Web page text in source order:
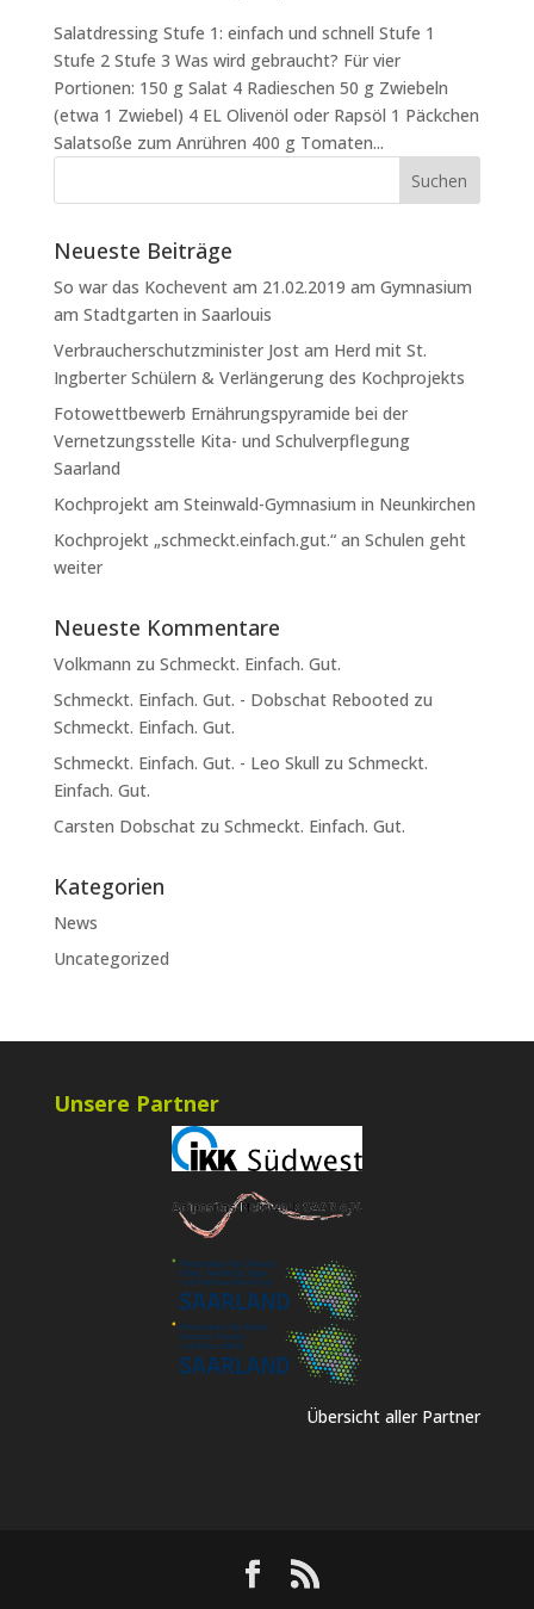
Salatdressing Stufe 1: einfach und schnell Stufe 1
Stufe 2 Stufe 3 Was wird gebraucht? Für vier
Portionen: 150 g Salat 4 Radieschen 50 g Zwiebeln
(etwa 1 Zwiebel) 4 EL Olivenöl oder Rapsöl 1 Päckchen
Salatsoße zum Anrühren 400 g Tomaten...
Neueste Beiträge
So war das Kochevent am 21.02.2019 am Gymnasium
am Stadtgarten in Saarlouis
Verbraucherschutzminister Jost am Herd mit St.
Ingberter Schülern & Verlängerung des Kochprojekts
Fotowettbewerb Ernährungspyramide bei der
Vernetzungsstelle Kita- und Schulverpflegung
Saarland
Kochprojekt am Steinwald-Gymnasium in Neunkirchen
Kochprojekt „schmeckt.einfach.gut.“ an Schulen geht
weiter
Neueste Kommentare
Volkmann zu Schmeckt. Einfach. Gut.
Schmeckt. Einfach. Gut. - Dobschat Rebooted zu
Schmeckt. Einfach. Gut.
Schmeckt. Einfach. Gut. - Leo Skull zu Schmeckt.
Einfach. Gut.
Carsten Dobschatzu Schmeckt. Einfach. Gut.
Kategorien
News
Uncategorized
Unsere Partner
Übersicht aller Partner